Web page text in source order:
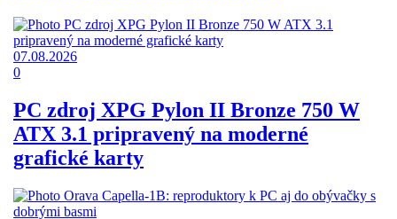
07.08.2026
0
PC zdroj XPG Pylon II Bronze 750 W
ATX 3.1 pripravený na moderné
grafické karty